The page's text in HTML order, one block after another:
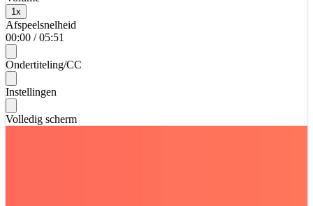
1x
Afspeelsnelheid
00:00 / 05:51
Ondertiteling/CC
Instellingen
Volledig scherm